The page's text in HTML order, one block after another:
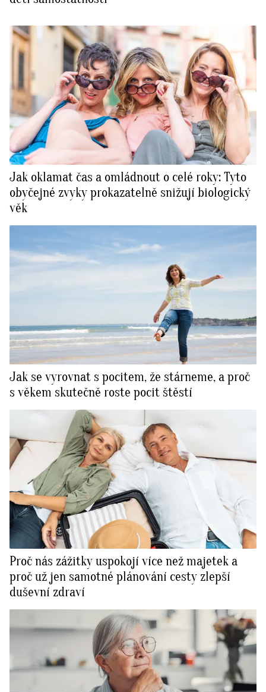
Jak oklamat čas a omládnout o celé roky: Tyto
obyčejné zvyky prokazatelně snižují biologický
věk
Jak se vyrovnat s pocitem, že stárneme, a proč
s věkem skutečně roste pocit štěstí
Proč nás zážitky uspokojí více než majetek a
proč už jen samotné plánování cesty zlepší
duševní zdraví